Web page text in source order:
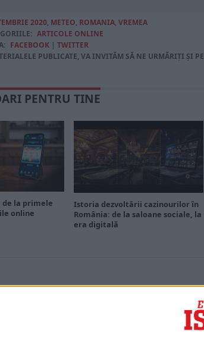
2020, METEO, ROMANIA, VREMEA
ARTICOLE ONLINE
FACEBOOK | TWITTER
PUBLICATE, VA INVITĂM SĂ NE URMĂRIȚI ȘI PE
PENTRU TINE
la primele
online
Istoria dezvoltării cazinourilor în
România: de la saloane sociale, la
era digitală